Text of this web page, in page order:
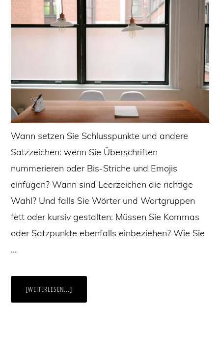
Wann setzen Sie Schlusspunkte und andere
Satzzeichen: wenn Sie Überschriften
nummerieren oder Bis-Striche und Emojis
einfügen? Wann sind Leerzeichen die richtige
Wahl? Und falls Sie Wörter und Wortgruppen
fett oder kursiv gestalten: Müssen Sie Kommas
oder Satzpunkte ebenfalls einbeziehen? Wie Sie
…
[WEITERLESEN...]
SETZEN: